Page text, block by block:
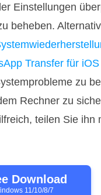
Einstellungen
beheben.
Transfer für iOS
zu
Rechner zu
teilen Sie ihn
Download
11/10/8/7